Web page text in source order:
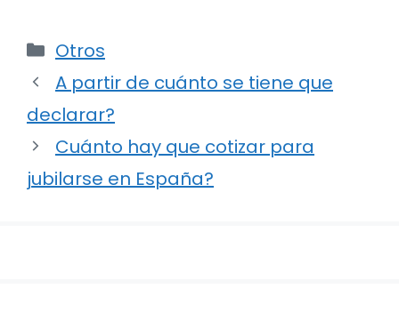
Categorías
Otros
Navegación
de
entradas
A partir de cuánto se tiene que
declarar?
Cuánto hay que cotizar para
jubilarse en España?